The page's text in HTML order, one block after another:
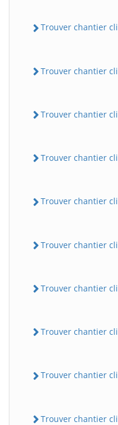
Trouver chantier
Trouver chantier
Trouver chantier
Trouver chantier
Trouver chantier
Trouver chantier
Trouver chantier
Trouver chantier
Trouver chantier
Trouver chantier